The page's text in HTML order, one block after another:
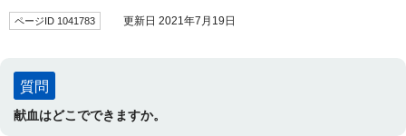
ページID 1041783 更新日 2021年7月19日
質問
献血はどこでできますか。